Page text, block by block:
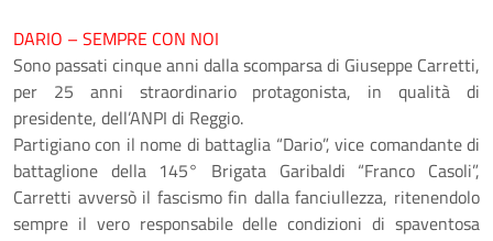
DARIO – SEMPRE CON NOI
Sono passati cinque anni dalla scomparsa di Giuseppe Carretti,
per 25 anni straordinario protagonista, in qualità di
presidente, dell’ANPI di Reggio.
Partigiano con il nome di battaglia “Dario”, vice comandante di
battaglione della 145° Brigata Garibaldi “Franco Casoli”,
Carretti avversò il fascismo fin dalla fanciullezza, ritenendolo
sempre il vero responsabile delle condizioni di spaventosa